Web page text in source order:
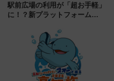
駅前広場の利用が「超お手軽」
に！？新プラットフォーム
マホで簡単申請 物販や演奏会な
どに【JR東日本】